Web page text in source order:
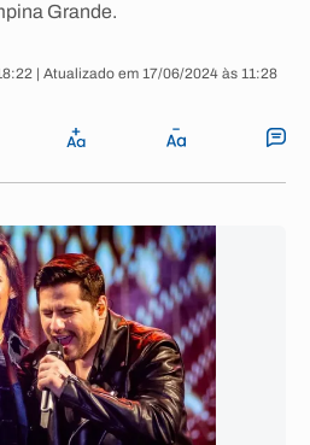
Grande.
| Atualizado em 17/06/2024 às 11:28